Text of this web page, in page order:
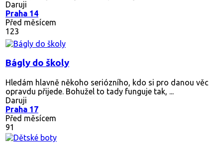
Daruji
Praha 14
Před měsícem
123
Bágly do školy
Hledám hlavně někoho seriózního, kdo si pro danou věc
opravdu přijede. Bohužel to tady funguje tak, ...
Daruji
Praha 17
Před měsícem
91